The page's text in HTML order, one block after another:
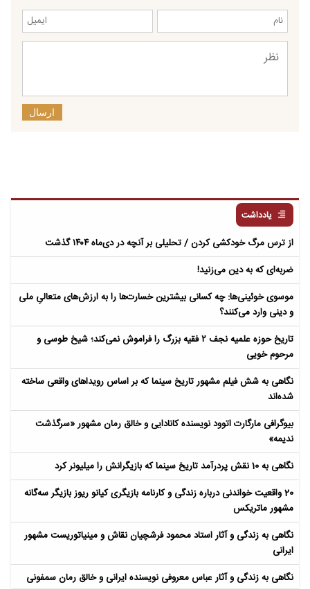
ارسال
یادداشت
از ترس مرگ خودکشی کردن / تحلیلی بر آنچه در دی‌ماه ۱۴۰۴ گذشت
ضربه‌ای که به دین می‌زنید!
موسوی خوئینی‌ها: چه کسانی بیشترین خسارت‌ها را به ارزش‌های متعالیِ ملی
و دینی وارد می‌کنند؟
تاریخ حوزه علمیه نجف ۲ فقیه بزرگ را فراموش نمی‌کند؛ شیخ طوسی و
مرحوم خویی
نگاهی به شش فیلم مشهور تاریخ سینما که بر اساس رویداهای واقعی ساخته
شده‌اند
بیوگرافی مارگارت اتوود نویسنده کانادایی و خالق رمان مشهور «سرگذشت
ندیمه»
نگاهی به 10 نقش پردرآمد تاریخ سینما که بازیگرانش را میلیونر کرد
20 واقعیت خواندنی درباره زندگی و کارنامه بازیگری کیانو ریوز بازیگر سه‌گانه
مشهور ماتریکس
نگاهی به زندگی و آثار استاد محمود فرشچیان نقاش و مینیاتوریست مشهور
ایرانی
نگاهی به زندگی و آثار عباس معروفی نویسنده ایرانی و خالق رمان سمفونی